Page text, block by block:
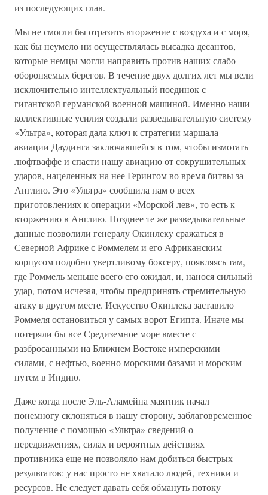
из последующих глав.
Мы не смогли бы отразить вторжение с воздуха и с моря,
как бы неумело ни осуществлялась высадка десантов,
которые немцы могли направить против наших слабо
обороняемых берегов. В течение двух долгих лет мы вели
исключительно интеллектуальный поединок с
гигантской германской военной машиной. Именно наши
коллективные усилия создали разведывательную систему
«Ультра», которая дала ключ к стратегии маршала
авиации Даудинга заключавшейся в том, чтобы измотать
люфтваффе и спасти нашу авиацию от сокрушительных
ударов, нацеленных на нее Герингом во время битвы за
Англию. Это «Ультра» сообщила нам о всех
приготовлениях к операции «Морской лев», то есть к
вторжению в Англию. Позднее те же разведывательные
данные позволили генералу Окинлеку сражаться в
Северной Африке с Роммелем и его Африканским
корпусом подобно увертливому боксеру, появляясь там,
где Роммель меньше всего его ожидал, и, нанося сильный
удар, потом исчезая, чтобы предпринять стремительную
атаку в другом месте. Искусство Окинлека заставило
Роммеля остановиться у самых ворот Египта. Иначе мы
потеряли бы все Средиземное море вместе с
разбросанными на Ближнем Востоке имперскими
силами, с нефтью, военно-морскими базами и морским
путем в Индию.
Даже когда после Эль-Аламейна маятник начал
понемногу склоняться в нашу сторону, заблаговременное
получение с помощью «Ультра» сведений о
передвижениях, силах и вероятных действиях
противника еще не позволяло нам добиться быстрых
результатов: у нас просто не хватало людей, техники и
ресурсов. Не следует давать себя обмануть потоку